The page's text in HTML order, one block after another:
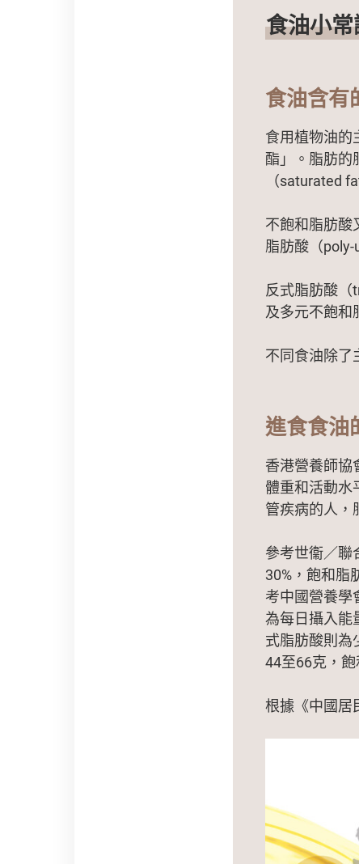
食油小
食油含有
食用植物油的
酯」。脂肪的
（saturated
不飽和脂肪酸
脂肪酸（
反式脂肪酸（
及多元不飽和
不同食油除了
進食食油
香港營養師協
體重和活動水
管疾病的人，
參考世衞／聯
30%，飽和脂
考中國營養學
為每日攝入能
式脂肪酸則為
44至66克，
根據《中國居